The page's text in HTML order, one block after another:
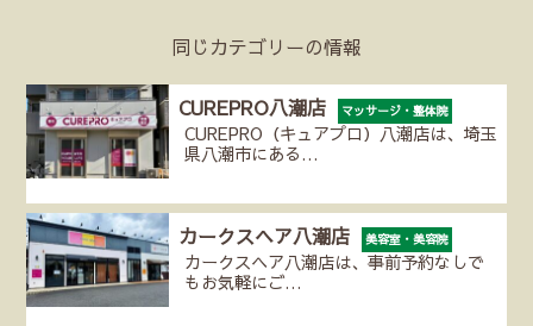
同じカテゴリーの情報
CUREPRO八潮店 マッサージ・整体院
CUREPRO（キュアプロ）八潮店は、埼玉
県八潮市にある…
カークスヘア八潮店 美容室・美容院
カークスヘア八潮店は、事前予約なしで
もお気軽にご…